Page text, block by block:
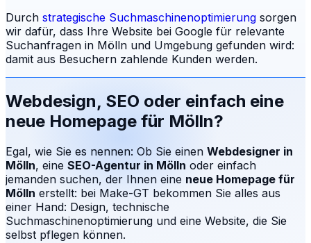
Durch strategische Suchmaschinenoptimierung sorgen
wir dafür, dass Ihre Website bei Google für relevante
Suchanfragen in Mölln und Umgebung gefunden wird:
damit aus Besuchern zahlende Kunden werden.
Webdesign, SEO oder einfach eine
neue Homepage für Mölln?
Egal, wie Sie es nennen: Ob Sie einen Webdesigner in
Mölln, eine SEO-Agentur in Mölln oder einfach
jemanden suchen, der Ihnen eine neue Homepage für
Mölln erstellt: bei Make-GT bekommen Sie alles aus
einer Hand: Design, technische
Suchmaschinenoptimierung und eine Website, die Sie
selbst pflegen können.